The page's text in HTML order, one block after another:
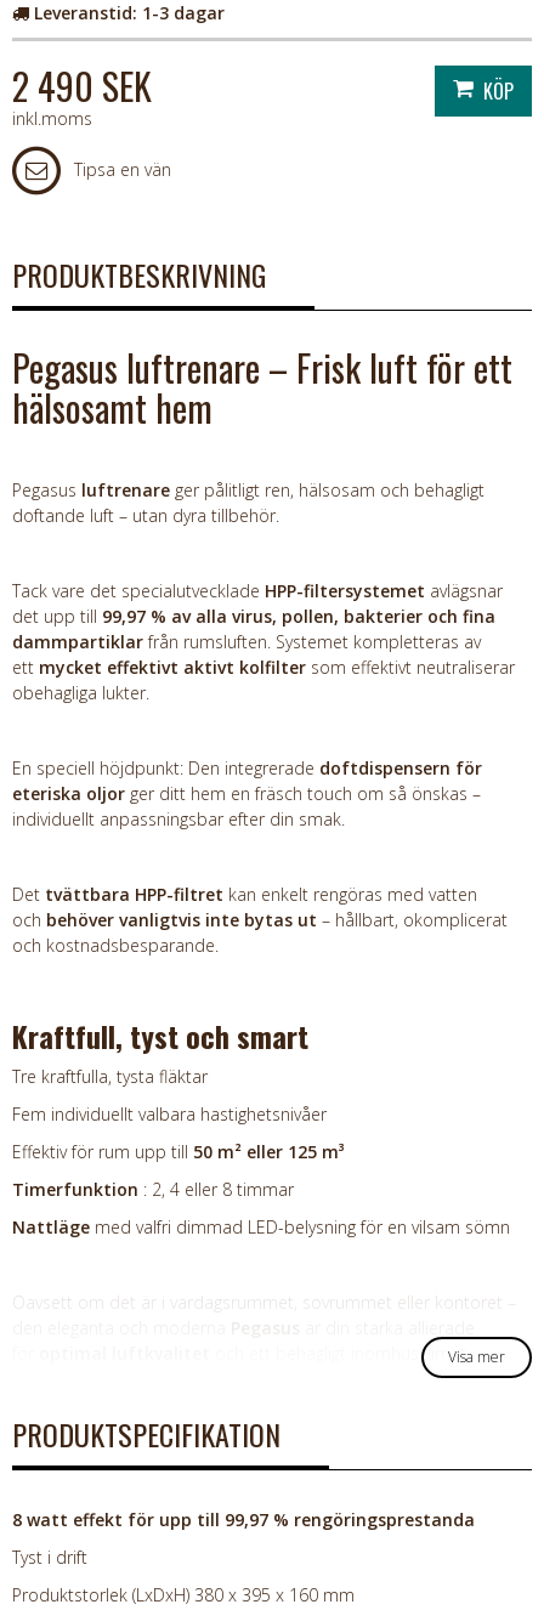
Leveranstid: 1-3 dagar
2 490 SEK
inkl.moms
Tipsa en vän
PRODUKTBESKRIVNING
Pegasus luftrenare – Frisk luft för ett
hälsosamt hem
Pegasus luftrenare ger pålitligt ren, hälsosam och behagligt
doftande luft – utan dyra tillbehör.
Tack vare det specialutvecklade HPP-filtersystemet avlägsnar
det upp till 99,97 % av alla virus, pollen, bakterier och fina
dammpartiklarfrån rumsluften. Systemet kompletteras av
ett mycket effektivt aktivt kolfilter som effektivt neutraliserar
obehagliga lukter.
En speciell höjdpunkt: Den integrerade doftdispensern för
eteriska oljor ger ditt hem en fräsch touch om så önskas –
individuellt anpassningsbar efter din smak.
Det tvättbara HPP-filtret kan enkelt rengöras med vatten
och behöver vanligtvis inte bytas ut – hållbart, okomplicerat
och kostnadsbesparande.
Kraftfull, tyst och smart
Tre kraftfulla, tysta fläktar
Fem individuellt valbara hastighetsnivåer
Effektiv för rum upp till 50 m² eller 125 m³
Timerfunktion : 2, 4 eller 8 timmar
Nattläge med valfri dimmad LED-belysning för en vilsam sömn
Oavsett om det är i vardagsrummet, sovrummet eller kontoret –
och ett behagligt inomhusklimat.Visa mer
PRODUKTSPECIFIKATION
8 watt effekt för upp till 99,97 % rengöringsprestanda
Tyst i drift
Produktstorlek (LxDxH) 380 x 395 x 160 mm